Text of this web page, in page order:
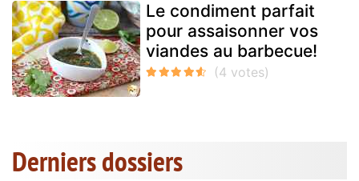
Le condiment parfait
pour assaisonner vos
viandes au barbecue!
Derniers dossiers